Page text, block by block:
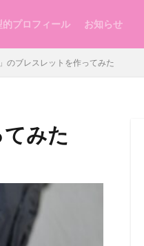
プロフィール お知らせ
のブレスレットを作ってみた
みた